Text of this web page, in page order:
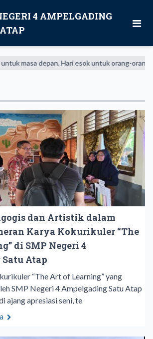
4 AMPELGADING
depan. Hari esok untuk orang-orang yang
dan Artistik dalam
Karya Kokurikuler “The
di SMP Negeri 4
Atap
“The Art of Learning” yang
SMP Negeri 4 Ampelgading Satu Atap
ajang apresiasi seni, te